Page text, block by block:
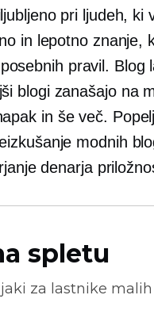
pri ljudeh, ki
in lepotno znanje,
pravil. Blog
blogi zanašajo na
in še več.
modnih
denarja
spletu
za lastnike